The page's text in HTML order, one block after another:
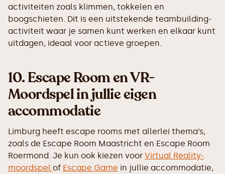
activiteiten zoals klimmen, tokkelen en
boogschieten. Dit is een uitstekende teambuilding-
activiteit waar je samen kunt werken en elkaar kunt
uitdagen, ideaal voor actieve groepen.
10.Escape Room en VR-
Moordspel in jullie eigen
accommodatie
Limburg heeft escape rooms met allerlei thema’s,
zoals de Escape Room Maastricht en Escape Room
Roermond. Je kun ook kiezen voor Virtual Reality-
moordspel of Escape Game in jullie accommodatie,